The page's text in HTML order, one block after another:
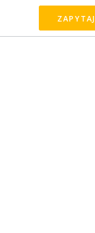
ZAPYTAJ